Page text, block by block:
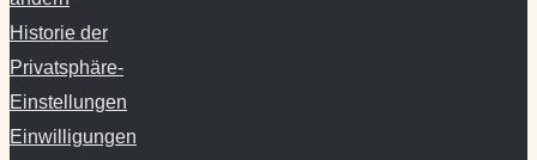
Historie der
Privatsphäre-
Einstellungen
Einwilligungen